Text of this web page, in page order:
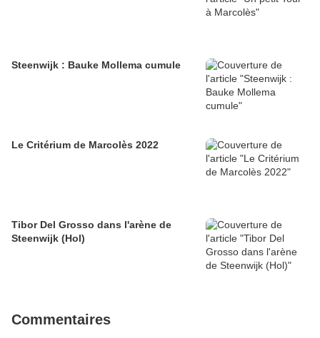
Steenwijk : Bauke Mollema cumule
Le Critérium de Marcolès 2022
Tibor Del Grosso dans l'arène de
Steenwijk (Hol)
Commentaires